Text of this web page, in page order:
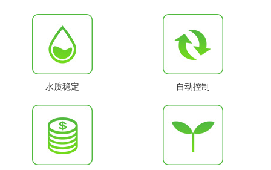
水质稳定 自动控制